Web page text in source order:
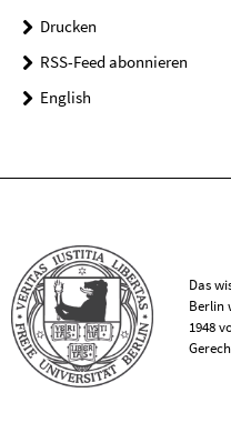
Drucken
RSS-Feed abonnieren
English
Das
Berlin
1948